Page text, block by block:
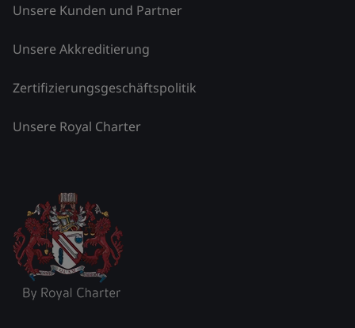
Unsere Kunden und Partner
Unsere Akkreditierung
Zertifizierungsgeschäftspolitik
Unsere Royal Charter